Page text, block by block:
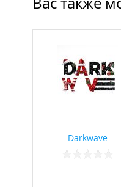
Darkwave